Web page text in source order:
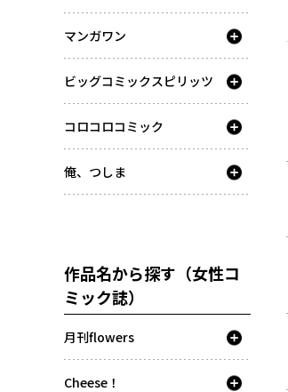
マンガワン
ビッグコミックスピリッツ
コロコロコミック
俺、つしま
作品名から探す（女性コ
ミック誌）
月刊flowers
Cheese！